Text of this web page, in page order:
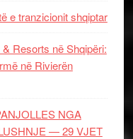
e tranzicionit shqiptar
Resorts në Shqipëri:
në Rivierën
NGA
— 29 VJET